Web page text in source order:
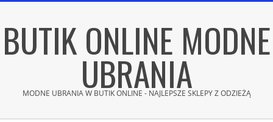
content
BUTIK ONLINE MODNE
UBRANIA
MODNE UBRANIA W BUTIK ONLINE - NAJLEPSZE SKLEPY Z ODZIEŻĄ